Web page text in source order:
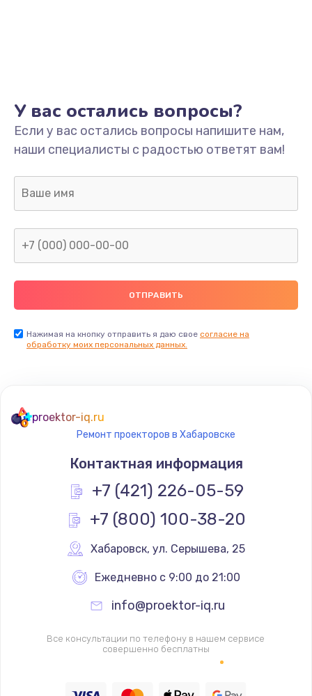
У вас остались вопросы?
Если у вас остались вопросы напишите нам,
наши специалисты с радостью ответят вам!
Нажимая на кнопку отправить я даю свое согласие на
обработку моих персональных данных.
proektor-iq.ru
Ремонт проекторов в Хабаровске
Контактная информация
+7 (421) 226-05-59
+7 (800) 100-38-20
Хабаровск, ул. Серышева, 25
Ежедневно с 9:00 до 21:00
info@proektor-iq.ru
Все консультации по телефону в нашем сервисе
совершенно бесплатны